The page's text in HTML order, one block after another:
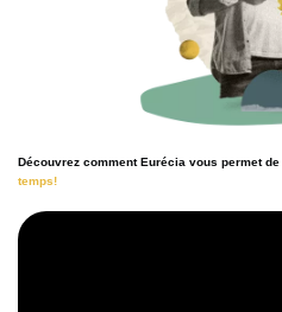
Découvrez comment Eurécia vous permet de
temps!